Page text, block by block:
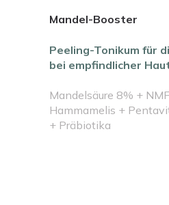
Mandel-Booster
Peeling-Tonikum für
bei empfindlicher
Mandelsäure 8% +
Hammamelis +
+ Präbiotika